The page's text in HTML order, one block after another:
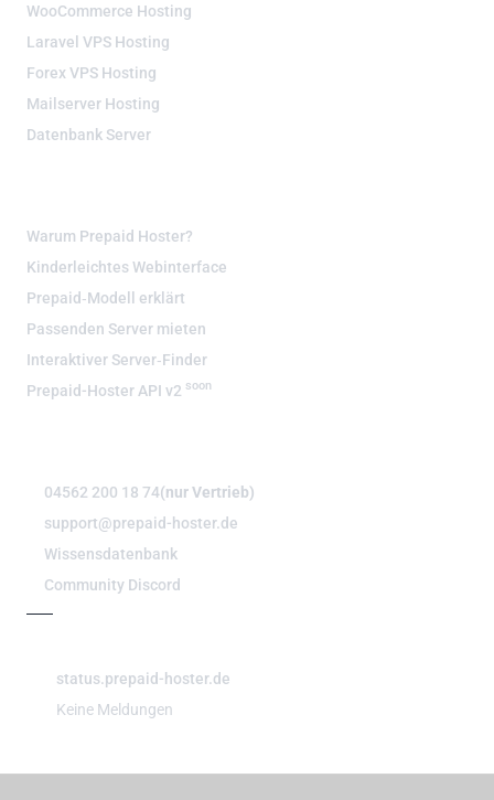
WooCommerce Hosting
Laravel VPS Hosting
Forex VPS Hosting
Mailserver Hosting
Datenbank Server
Warum Prepaid Hoster?
Kinderleichtes Webinterface
Prepaid‑Modell erklärt
Passenden Server mieten
Interaktiver Server‑Finder
Prepaid-Hoster API v2 soon
04562 200 18 74(nur Vertrieb)
support@prepaid-hoster.de
Wissensdatenbank
Community Discord
status.prepaid-hoster.de
Keine Meldungen